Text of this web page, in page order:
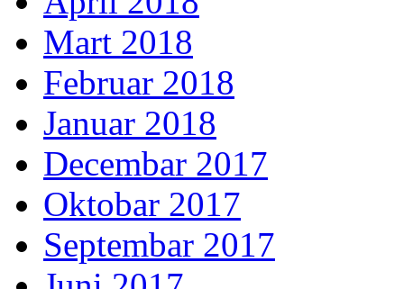
Mart 2018
Februar 2018
Januar 2018
Decembar 2017
Oktobar 2017
Septembar 2017